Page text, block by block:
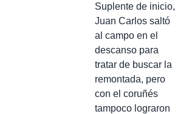
Suplente de inicio,
Juan Carlos saltó
al campo en el
descanso para
tratar de buscar la
remontada, pero
con el coruñés
tampoco lograron